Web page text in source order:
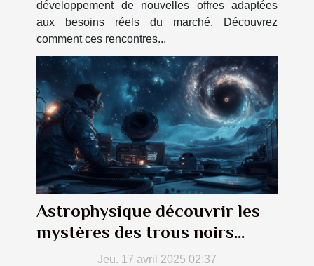
développement de nouvelles offres adaptées
aux besoins réels du marché. Découvrez
comment ces rencontres...
Astrophysique découvrir les
mystères des trous noirs
supermassifsJeu. 17 avril 2025 02:37